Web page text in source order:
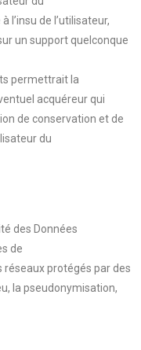
l’insu de l’utilisateur,
un support quelconque
permettrait la
acquéreur qui
de conservation et de
du
des Données
de
réseaux protégés par des
la pseudonymisation,